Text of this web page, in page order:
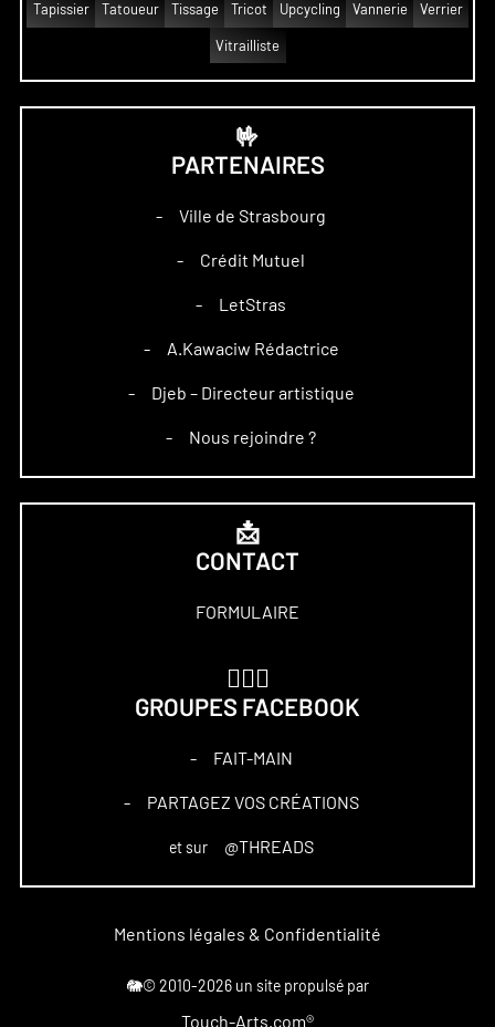
Tapissier Tatoueur Tissage Tricot Upcycling Vannerie Verrier
Vitrailliste
🤟
PARTENAIRES
– Ville de Strasbourg
– Crédit Mutuel
– LetStras
– A.Kawaciw Rédactrice
– Djeb – Directeur artistique
– Nous rejoindre ?
📩
CONTACT
FORMULAIRE
GROUPES FACEBOOK
– FAIT-MAIN
– PARTAGEZ VOS CRÉATIONS
et sur @THREADS
Mentions légales & Confidentialité
🐘© 2010-2026 un site propulsé par
Touch-Arts.com®